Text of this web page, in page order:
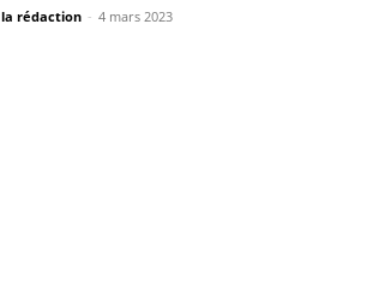
la rédaction - 4 mars 2023